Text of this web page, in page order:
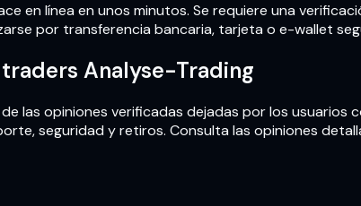
en línea en unos minutos. Se requiere una
por transferencia bancaria, tarjeta o e-wallet
Analyse-Trading
las opiniones verificadas dejadas por los
seguridad y retiros. Consulta las opiniones